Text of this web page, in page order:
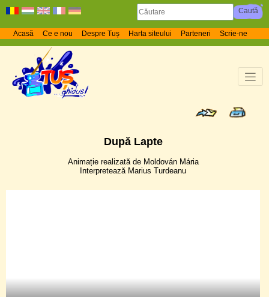
Acasă Ce e nou Despre Tuș Harta siteului Parteneri Scrie-ne
După Lapte
Animație realizată de Moldován Mária
Interpretează Marius Turdeanu